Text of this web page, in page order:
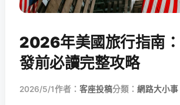
2026年美國旅行指南
發前必讀完整攻略
2026/5/1作者： 客座投稿分類： 網路大小事